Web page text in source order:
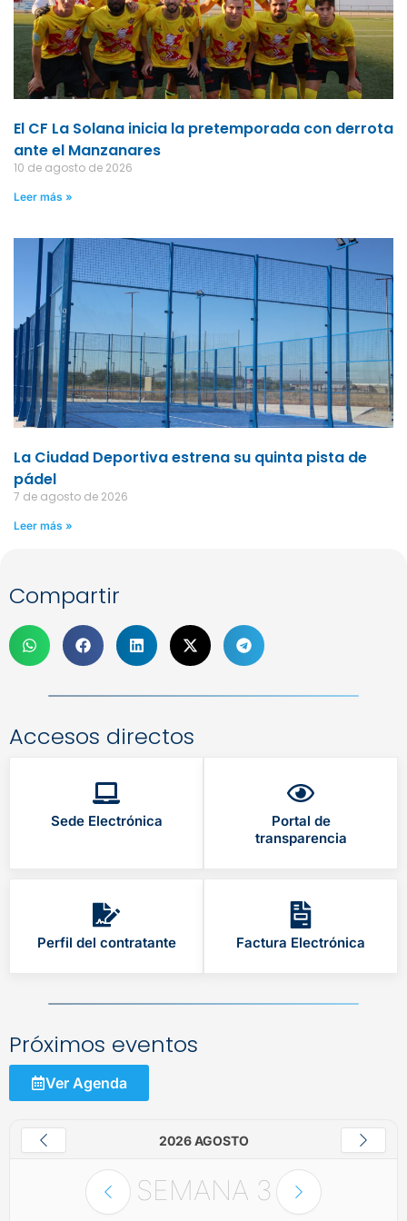
El CF La Solana inicia la pretemporada con derrota
ante el Manzanares
10 de agosto de 2026
Leer más »
La Ciudad Deportiva estrena su quinta pista de
pádel
7 de agosto de 2026
Leer más »
Compartir
Accesos directos
Sede Electrónica
Portal de
transparencia
Perfil del contratante Factura Electrónica
Próximos eventos
Ver Agenda
2026 AGOSTO
SEMANA 3